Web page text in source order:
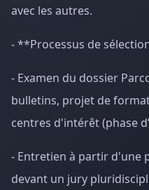
avec les autres.
- **Processus de
- Examen du dossier
bulletins, projet de
centres d'intérêt (phase
- Entretien à partir d'une
devant un jury